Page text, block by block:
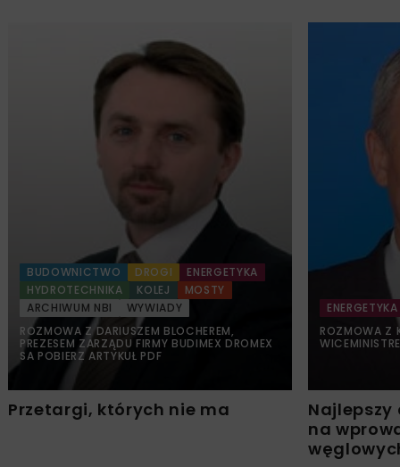
BUDOWNICTWO DROGI
ENERGETYKA
HYDROTECHNIKA
KOLEJ
MOSTY
ARCHIWUM NBI
WYWIADY
ROZMOWA Z DARIUSZEM BLOCHEREM,
PREZESEM ZARZĄDU FIRMY BUDIMEX DROMEX
SA POBIERZ ARTYKUŁ PDF
Przetargi, których nie ma
ENERGETYKA
ROZMOWA Z
Najlepszy
na